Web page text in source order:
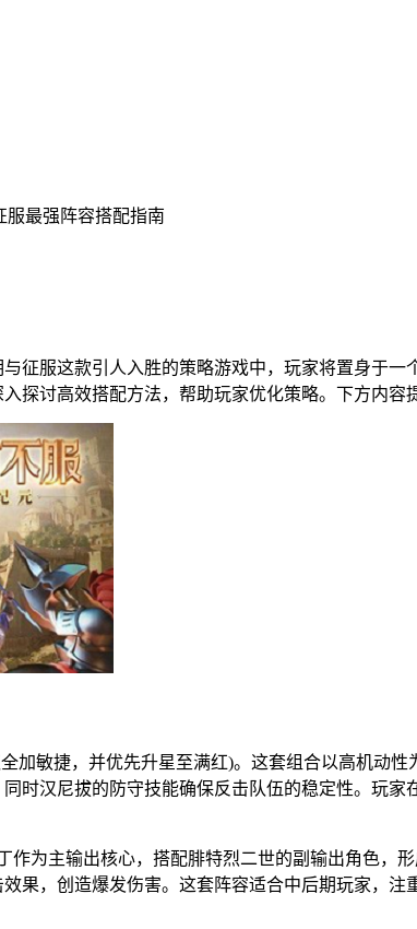
服最强阵容搭配指南
与征服这款引人入胜的策略游戏中，玩家将置身于
探讨高效搭配方法，帮助玩家优化策略。下方内容
加敏捷，并优先升星至满红)。这套组合以高机动
时汉尼拔的防守技能确保反击队伍的稳定性。玩
作为主输出核心，搭配腓特烈二世的副输出角色，
果，创造爆发伤害。这套阵容适合中后期玩家，